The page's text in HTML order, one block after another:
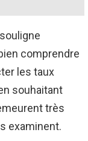
comprendre
les taux
souhaitant
très
examinent.